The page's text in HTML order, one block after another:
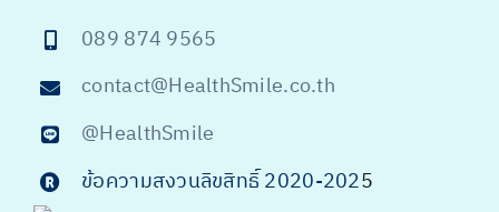
089 874 9565
contact@HealthSmile.co.th
@HealthSmile
ข้อความสงวนลิขสิทธิ์ 2020-2025